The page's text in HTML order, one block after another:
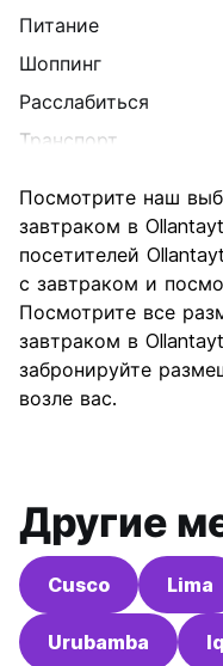
Питание
Шоппинг
Расслабиться
Транспорт
Культура
Ночная жизнь
Соотношение цены и
качества
Посмотрите наш
завтраком в
посетителей
с завтраком и
Посмотрите все
завтраком в
забронируйте
возле вас.
Другие
Cusco Lima
Urubamba